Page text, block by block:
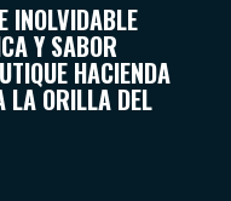
INOLVIDABLE
Y SABOR
HACIENDA
LA ORILLA DEL